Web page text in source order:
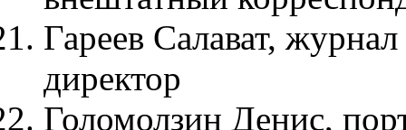
Гареев Салават,
директор
Голомолзин Денис,